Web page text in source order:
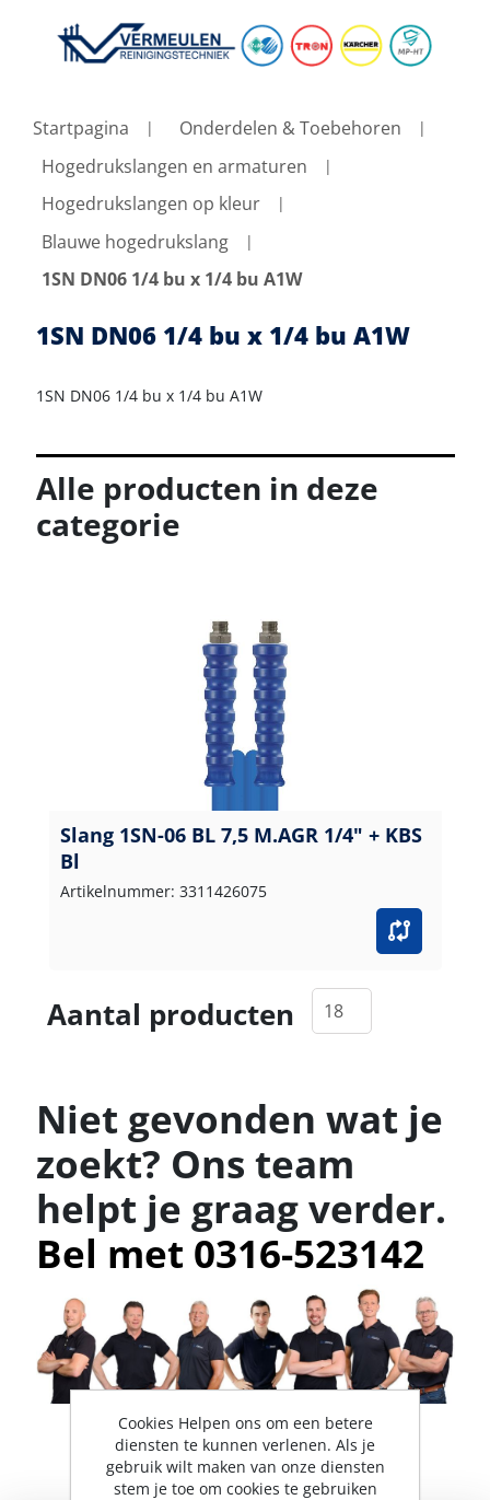
Startpagina
Onderdelen & Toebehoren
Hogedrukslangen en armaturen
Hogedrukslangen op kleur
Blauwe hogedrukslang
1SN DN06 1/4 bu x 1/4 bu A1W
1SN DN06 1/4 bu x 1/4 bu A1W
1SN DN06 1/4 bu x 1/4 bu A1W
Alle producten in deze
categorie
Slang 1SN-06 BL 7,5 M.AGR 1/4" + KBS
Bl
Artikelnummer: 3311426075
Aantal producten
Niet gevonden wat je
zoekt? Ons team
helpt je graag verder.
Bel met 0316-523142
Cookies Helpen ons om een betere
diensten te kunnen verlenen. Als je
gebruik wilt maken van onze diensten
stem je toe om cookies te gebruiken